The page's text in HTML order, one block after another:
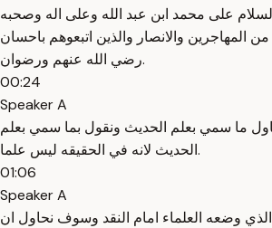
على محمد ابن عبد الله وعلى اله وصحبه
المهاجرين والانصار والذين اتبعوهم باحسان
رضي الله عنهم ورضوان.
00:24
Speaker A
ما سمي بعلم الحديث ونقول بما سمي بعلم
الحديث لانه في الحقيقه ليس علما.
01:06
Speaker A
وضعه العلماء امام النقد وسوف نحاول ان